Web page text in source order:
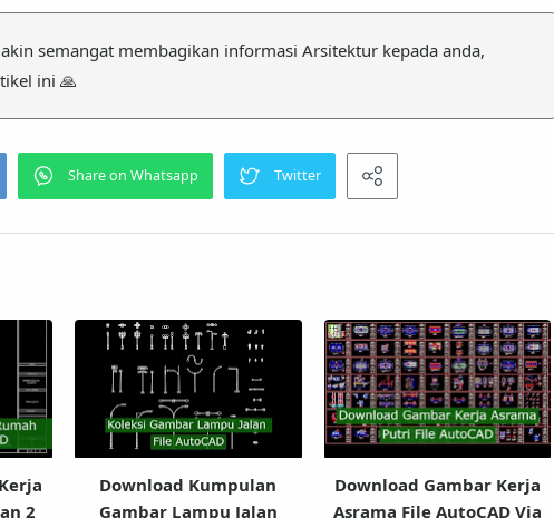
semangat membagikan informasi Arsitektur kepada anda,
ini 🙏
2
Download Kumpulan
Gambar Lampu Jalan
Download Gambar Kerja
Asrama File AutoCAD Via